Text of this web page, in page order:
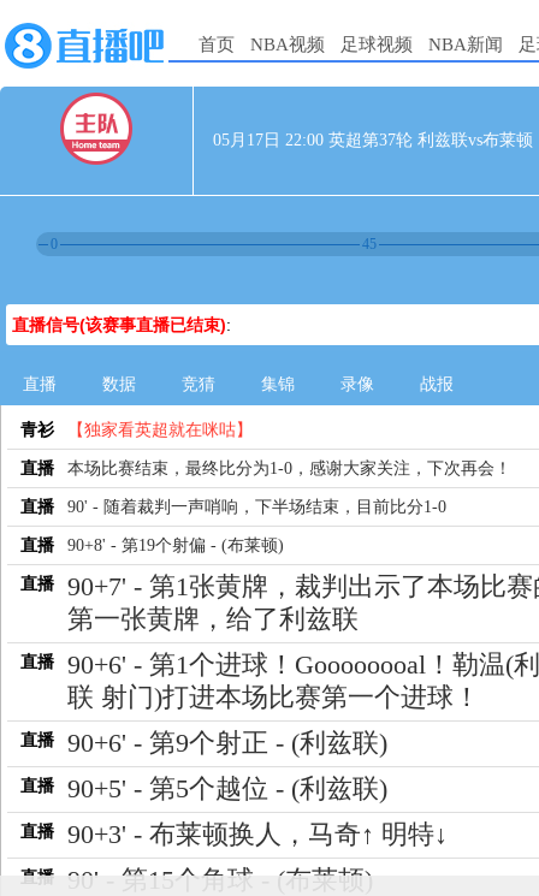
首页 NBA视频 足球视频 NBA新闻
05月17日 22:00 英超第37轮 利兹联vs布莱顿
0 45
直播信号(该赛事直播已结束):
直播 数据 竞猜 集锦 录像 战报
青衫 【独家看英超就在咪咕】
直播 本场比赛结束，最终比分为1-0，感谢大家关注，下次再会！
直播 90' - 随着裁判一声哨响，下半场结束，目前比分1-0
直播 90+8' - 第19个射偏 - (布莱顿)
直播
90+7' - 第1张黄牌，裁判出示了本场比赛
第一张黄牌，给了利兹联
直播
90+6' - 第1个进球！Goooooooal！勒温(
联 射门)打进本场比赛第一个进球！
直播 90+6' - 第9个射正 - (利兹联)
直播 90+5' - 第5个越位 - (利兹联)
直播 90+3' - 布莱顿换人，马奇↑ 明特↓
直播 90' - 第15个角球 - (布莱顿)